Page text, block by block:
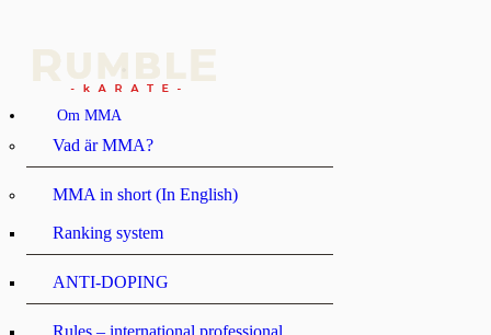
Om MMA
Vad är MMA?
MMA in short (In English)
Ranking system
ANTI-DOPING
Rules – international professional